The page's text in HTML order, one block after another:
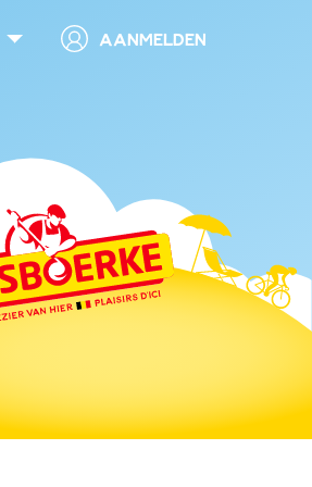
Aanmelden